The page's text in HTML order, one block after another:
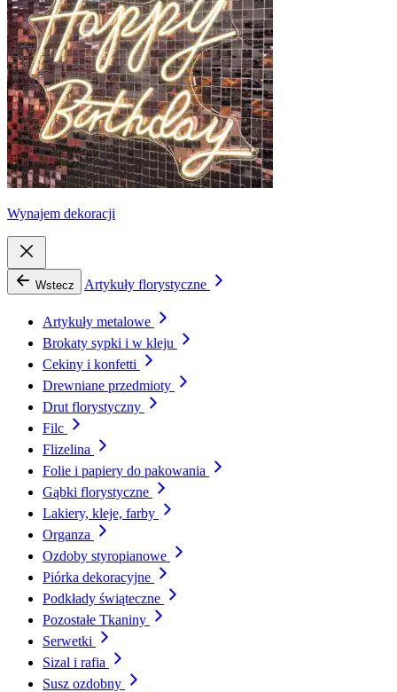
Wynajem dekoracji
Wstecz Artykuły florystyczne
Artykuły metalowe
Brokaty sypki i w kleju
Cekiny i konfetti
Drewniane przedmioty
Drut florystyczny
Filc
Flizelina
Folie i papiery do pakowania
Gąbki florystyczne
Lakiery, kleje, farby
Organza
Ozdoby styropianowe
Piórka dekoracyjne
Podkłady świąteczne
Pozostałe Tkaniny
Serwetki
Sizal i rafia
Susz ozdobny